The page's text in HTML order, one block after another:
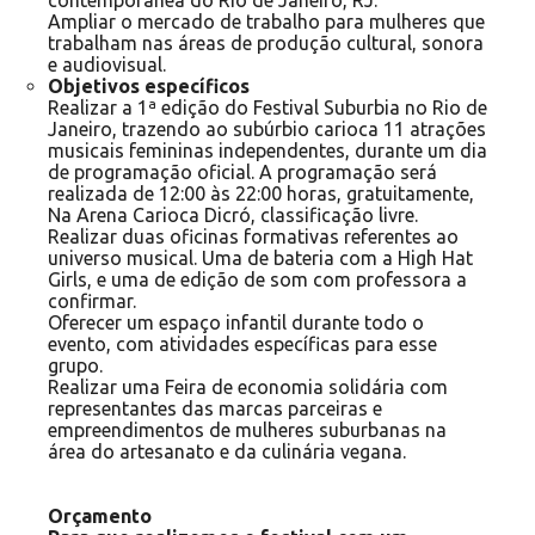
Ampliar o mercado de trabalho para mulheres que
trabalham nas áreas de produção cultural, sonora
e audiovisual.
Objetivos específicos
Realizar a 1ª edição do Festival Suburbia no Rio de
Janeiro, trazendo ao subúrbio carioca 11 atrações
musicais femininas independentes, durante um dia
de programação oficial. A programação será
realizada de 12:00 às 22:00 horas, gratuitamente,
Na Arena Carioca Dicró, classificação livre.
Realizar duas oficinas formativas referentes ao
universo musical. Uma de bateria com a High Hat
Girls, e uma de edição de som com professora a
confirmar.
Oferecer um espaço infantil durante todo o
evento, com atividades específicas para esse
grupo.
Realizar uma Feira de economia solidária com
representantes das marcas parceiras e
empreendimentos de mulheres suburbanas na
área do artesanato e da culinária vegana.
Orçamento